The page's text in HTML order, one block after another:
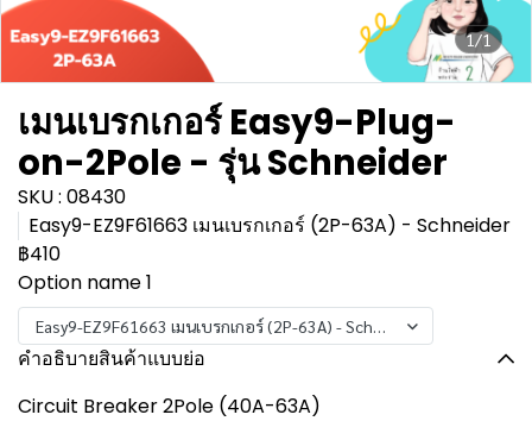
1/1
เมนเบรกเกอร์ Easy9-Plug-
on-2Pole - รุ่น Schneider
SKU : 08430
Easy9-EZ9F61663 เมนเบรกเกอร์ (2P-63A) - Schneider
฿410
Option name 1
Easy9-EZ9F61663 เมนเบรกเกอร์ (2P-63A) - Schneider
คำอธิบายสินค้าแบบย่อ
Circuit Breaker 2Pole (40A-63A)